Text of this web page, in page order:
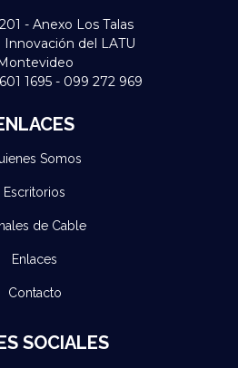
- Anexo Los Talas
Innovación del LATU
1695 - 099 272 969
Somos
Escritorios
de Cable
Enlaces
Contacto
SOCIALES